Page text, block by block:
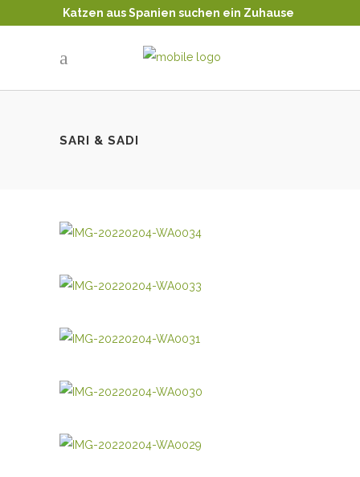
Katzen aus Spanien suchen ein Zuhause
SARI & SADI